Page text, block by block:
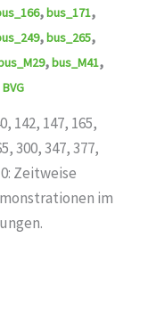
,bus_171,
,bus_265,
,bus_M41,
BVG
142, 147, 165,
300, 347, 377,
Zeitweise
im